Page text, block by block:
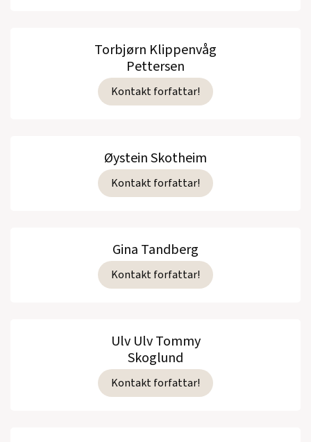
Torbjørn Klippenvåg
Pettersen
Kontakt forfattar!
Øystein Skotheim
Kontakt forfattar!
Gina Tandberg
Kontakt forfattar!
Ulv Ulv Tommy
Skoglund
Kontakt forfattar!